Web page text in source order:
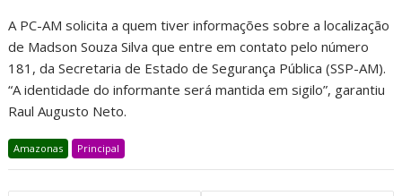
A PC-AM solicita a quem tiver informações sobre a localização
de Madson Souza Silva que entre em contato pelo número
181, da Secretaria de Estado de Segurança Pública (SSP-AM).
“A identidade do informante será mantida em sigilo”, garantiu
Raul Augusto Neto.
Amazonas Principal